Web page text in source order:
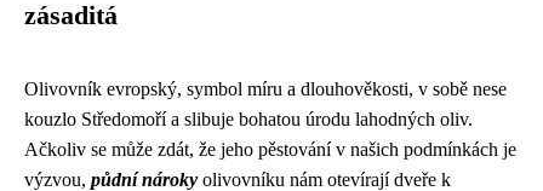
zásaditá
Olivovník evropský, symbol míru a dlouhověkosti, v sobě nese
kouzlo Středomoří a slibuje bohatou úrodu lahodných oliv.
Ačkoliv se může zdát, že jeho pěstování v našich podmínkách je
výzvou, půdní nároky olivovníku nám otevírají dveře k